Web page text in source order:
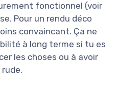
fonctionnel (voir
Pour un rendu déco
convaincant. Ça ne
à long terme si tu es
les choses ou à avoir